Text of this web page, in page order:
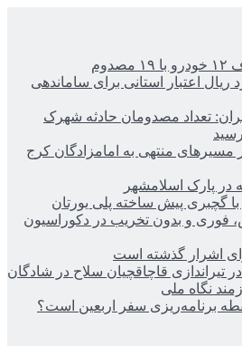
میلیارد ریال اعتبار استانی برای ساماندهی
تعداد مصدومان حادثه شهرک
مسیرهای منتهی به امامزادگان کرج
با گچبری پیش ساخته پلی یورتان
فوری و بدون تخریب در دکوراسیون
اشرار گذشته است
تیراندازی قاچاقچیان سلاح در شادگان
نگاه ملی
برنامه‌ریزی سفر اربعین است؟